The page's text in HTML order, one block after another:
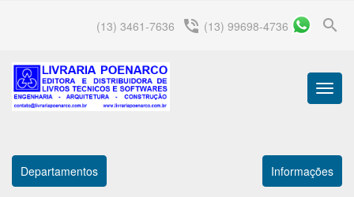
search
(13) 3461-7636 phone_in_talk (13) 99698-4736
Menu
Departamentos Informações